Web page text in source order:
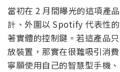
當初在 2 月間曝光的這項產
計、外圍以 Spotify 代表性
著實體的控制鍵。若這產品
放裝置，那實在很難吸引消
寧願使用自己的智慧型手機